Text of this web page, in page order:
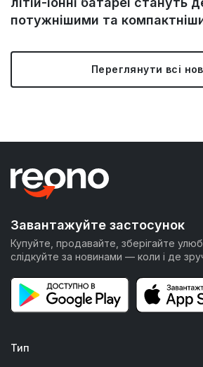
потужнішими та
Переглянути всі
Завантажуйте застосунок
Купуйте, продавайте, зберігайте
слідкуйте за новинами — коли і де
Тип